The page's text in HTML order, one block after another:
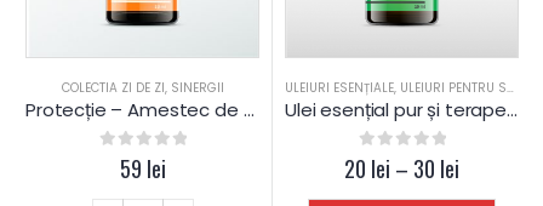
COLECTIA ZI DE ZI, SINERGII
Protecție – Amestec de uleiuri esentiale impotriva microbilor
out of 5
59 lei
ULEIURI ESENȚIALE, ULEIURI PENTRU SAUNA
Ulei esențial pur și terapeutic de Eucalipt globulus 60% cineole
0 out of 5
20 lei – 30 lei